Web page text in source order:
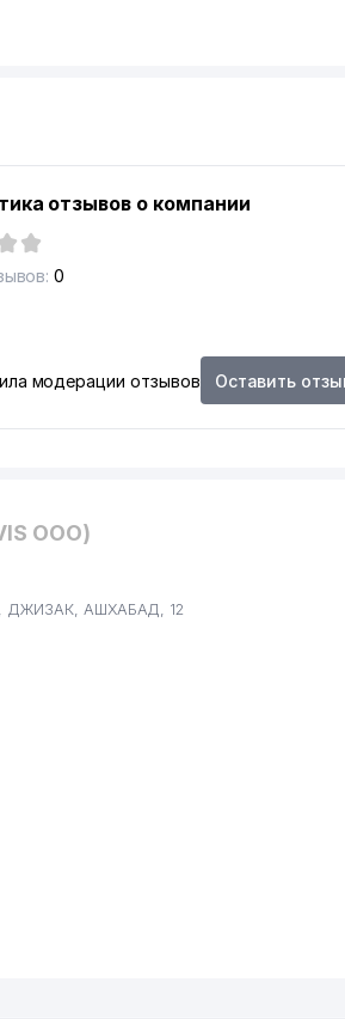
отзывов о компании
0
модерации отзывов Оставить
ООО)
ДЖИЗАК, АШХАБАД, 12